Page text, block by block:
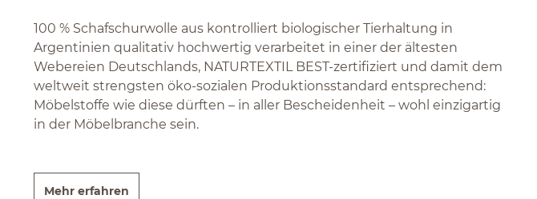
100 % Schafschurwolle aus kontrolliert biologischer Tierhaltung in
Argentinien qualitativ hochwertig verarbeitet in einer der ältesten
Webereien Deutschlands, NATURTEXTIL BEST-zertifiziert und damit dem
weltweit strengsten öko-sozialen Produktionsstandard entsprechend:
Möbelstoffe wie diese dürften – in aller Bescheidenheit – wohl einzigartig
in der Möbelbranche sein.
Mehr erfahren